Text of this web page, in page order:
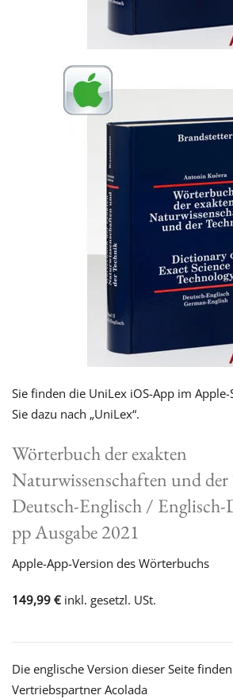
Sie finden die UniLex iOS-App im Apple-
Sie dazu nach „UniLex“.
Wörterbuch der exakten
Naturwissenschaften und
Deutsch-Englisch / Englisch-
pp Ausgabe 2021
Apple-App-Version des Wörterbuchs
149,99 € inkl. gesetzl. USt.
Die englische Version dieser Seite
Vertriebspartner Acolada